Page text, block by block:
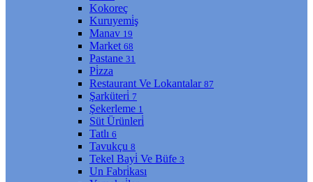
Kokoreç
Kuruyemi̇ş
Manav 19
Market 68
Pastane 31
Pi̇zza
Restaurant Ve Lokantalar 87
Şarküteri̇ 7
Şekerleme 1
Süt Ürünleri̇
Tatlı 6
Tavukçu 8
Tekel Bayi̇ Ve Büfe 3
Un Fabri̇kası